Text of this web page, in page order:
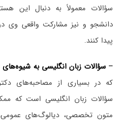
سؤالات معمولاً به دنبال این
دانشجو و نیز مشارکت واقعی وی
پیدا کنند.
– سؤالات زبان انگلیسی به
که در بسیاری از مصاحبه‌های
سؤالات زبان انگلیسی است که
متون تخصصی، دیالوگ‌های